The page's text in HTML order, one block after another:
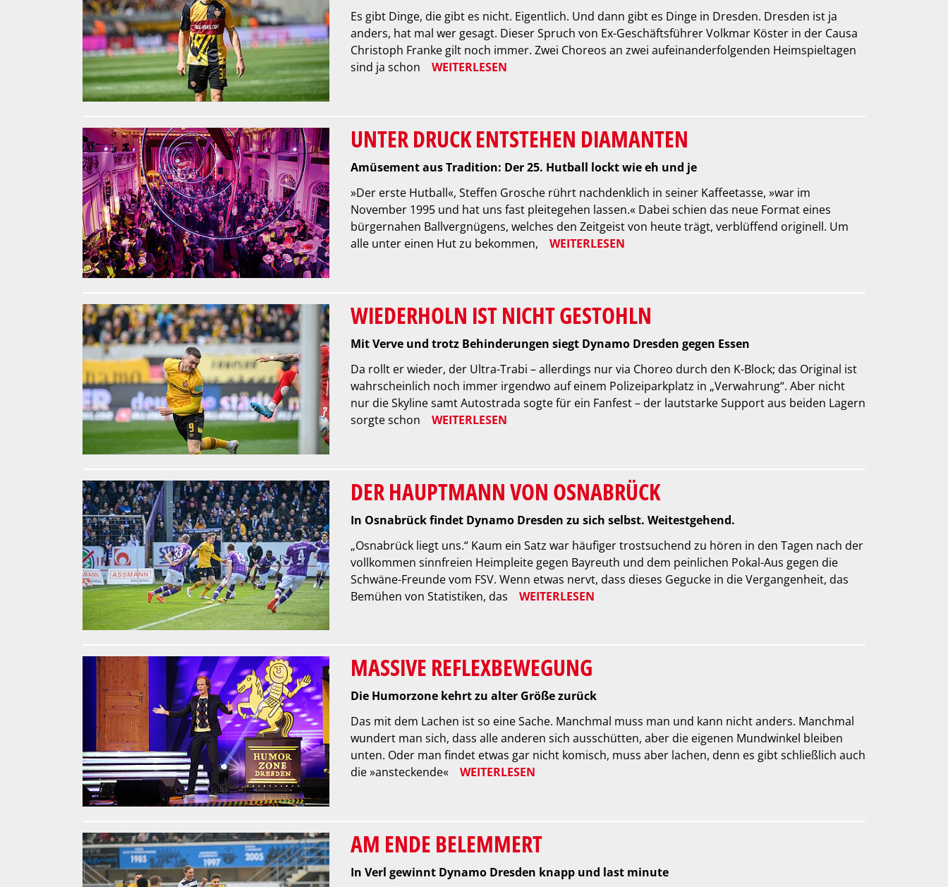
Es gibt Dinge, die gibt es nicht. Eigentlich. Und dann gibt es Dinge in Dresden. Dresden ist ja
anders, hat mal wer gesagt. Dieser Spruch von Ex-Geschäftsführer Volkmar Köster in der Causa
Christoph Franke gilt noch immer. Zwei Choreos an zwei aufeinanderfolgenden Heimspieltagen
sind ja schon
WEITERLESEN
UNTER DRUCK ENTSTEHEN DIAMANTEN
Amüsement aus Tradition: Der 25. Hutball lockt wie eh und je
»Der erste Hutball«, Steffen Grosche rührt nachdenklich in seiner Kaffeetasse, »war im
November 1995 und hat uns fast pleitegehen lassen.« Dabei schien das neue Format eines
bürgernahen Ballvergnügens, welches den Zeitgeist von heute trägt, verblüffend originell. Um
alle unter einen Hut zu bekommen,
WEITERLESEN
WIEDERHOLN IST NICHT GESTOHLN
Mit Verve und trotz Behinderungen siegt Dynamo Dresden gegen Essen
Da rollt er wieder, der Ultra-Trabi – allerdings nur via Choreo durch den K-Block; das Original ist
wahrscheinlich noch immer irgendwo auf einem Polizeiparkplatz in „Verwahrung“. Aber nicht
nur die Skyline samt Autostrada sogte für ein Fanfest – der lautstarke Support aus beiden Lagern
sorgte schon
WEITERLESEN
DER HAUPTMANN VON OSNABRÜCK
In Osnabrück findet Dynamo Dresden zu sich selbst. Weitestgehend.
„Osnabrück liegt uns.“ Kaum ein Satz war häufiger trostsuchend zu hören in den Tagen nach der
vollkommen sinnfreien Heimpleite gegen Bayreuth und dem peinlichen Pokal-Aus gegen die
Schwäne-Freunde vom FSV. Wenn etwas nervt, dass dieses Gegucke in die Vergangenheit, das
Bemühen von Statistiken, das
WEITERLESEN
MASSIVE REFLEXBEWEGUNG
Die Humorzone kehrt zu alter Größe zurück
Das mit dem Lachen ist so eine Sache. Manchmal muss man und kann nicht anders. Manchmal
wundert man sich, dass alle anderen sich ausschütten, aber die eigenen Mundwinkel bleiben
unten. Oder man findet etwas gar nicht komisch, muss aber lachen, denn es gibt schließlich auch
die »ansteckende«
WEITERLESEN
AM ENDE BELEMMERT
In Verl gewinnt Dynamo Dresden knapp und last minute